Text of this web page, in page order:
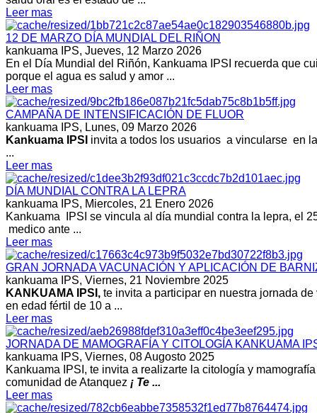
Leer mas
12 DE MARZO DÍA MUNDIAL DEL RIÑON
kankuama IPS, Jueves, 12 Marzo 2026
En el Día Mundial del Riñón, Kankuama IPSI recuerda que
porque el agua es salud y amor ...
Leer mas
CAMPAÑA DE INTENSIFICACIÓN DE FLUOR
kankuama IPS, Lunes, 09 Marzo 2026
Kankuama IPSI invita a todos los usuarios a vincularse en
...
Leer mas
DÍA MUNDIAL CONTRA LA LEPRA
kankuama IPS, Miercoles, 21 Enero 2026
Kankuama IPSI se vincula al día mundial contra la lepra, el
medico ante ...
Leer mas
GRAN JORNADA VACUNACIÓN Y APLICACIÓN DE
kankuama IPS, Viernes, 21 Noviembre 2025
KANKUAMA IPSI, te invita a participar en nuestra jornada
en edad fértil de 10 a ...
Leer mas
JORNADA DE MAMOGRAFÍA Y CITOLOGÍA KANKUAMA
kankuama IPS, Viernes, 08 Augosto 2025
Kankuama IPSI, te invita a realizarte la citología y
comunidad de Atanquez ¡ Te ...
Leer mas